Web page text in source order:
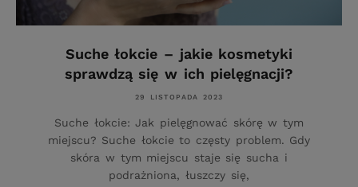
Suche łokcie – jakie kosmetyki
sprawdzą się w ich pielęgnacji?
29 LISTOPADA 2023
Suche łokcie: Jak pielęgnować skórę w tym
miejscu? Suche łokcie to częsty problem. Gdy
skóra w tym miejscu staje się sucha i
podrażniona, łuszczy się,